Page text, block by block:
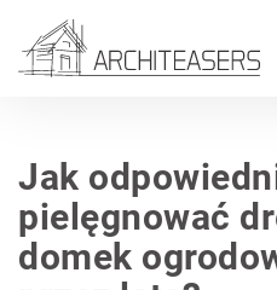
Jak
pielęgnować
domek